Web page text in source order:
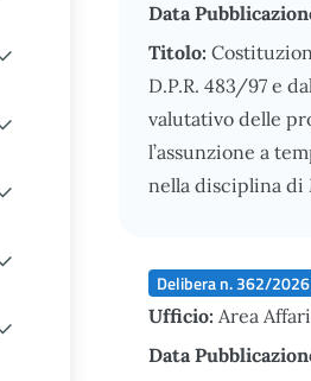
Data
Titolo:
D.P.R. 483/97 e
valutativo delle
l’assunzione a
nella disciplina di
Delibera n. 362/2026
Ufficio: Area
Data